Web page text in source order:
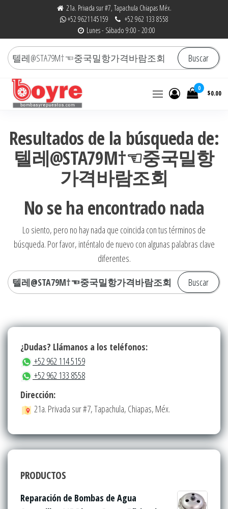
21a. Privada sur #7, Tapachula Chiapas Méx.
+52 9621145159
+52 962 133 8558
Lunes - Sábado 9:00 - 20:00
Buscar
por:
Buscar
|
RefaccionariaRuiz.com
0
$0.00
Resultados de la búsqueda de:
텔레@STA79M†☜중국밀항
가격바람조회
No se ha encontrado nada
Lo siento, pero no hay nada que coincida con tus términos de
búsqueda. Por favor, inténtalo de nuevo con algunas palabras clave
diferentes.
Buscar:
¿Dudas? Llámanos a los teléfonos:
+52 962 114 5159
+52 962 133 8558
Dirección:
21a. Privada sur #7, Tapachula, Chiapas, Méx.
PRODUCTOS
Reparación de Bombas de Agua